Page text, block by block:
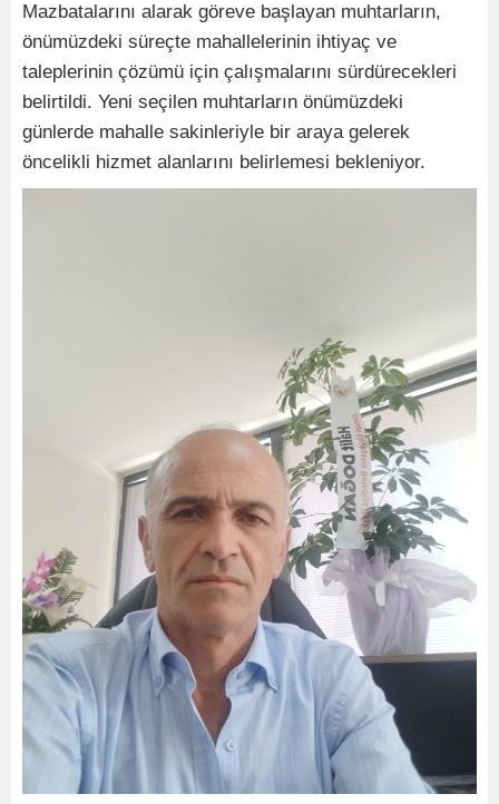
Mazbatalarını alarak göreve başlayan muhtarların,
önümüzdeki süreçte mahallelerinin ihtiyaç ve
taleplerinin çözümü için çalışmalarını sürdürecekleri
belirtildi. Yeni seçilen muhtarların önümüzdeki
günlerde mahalle sakinleriyle bir araya gelerek
öncelikli hizmet alanlarını belirlemesi bekleniyor.